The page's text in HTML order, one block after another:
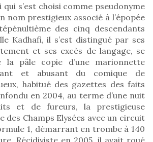
qui s’est choisi comme pseudonyme
nom prestigieux associé à l’épopée
des cinq descendants
Kadhafi, il s’est distingué par ses
et ses excès de langage, se
la pâle copie d’une marionnette
et abusant du comique de
habitué des gazettes des faits
en 2004, au terme d’une nuit
et de fureurs, la prestigieuse
des Champs Elysées avec un circuit
1, démarrant en trombe à 140
Récidiviste en 2005, il avait roué